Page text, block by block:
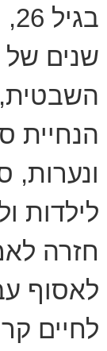
שנים של
השבטית,
הנחיית
ונערות,
חזרה
לאסוף
לחיים